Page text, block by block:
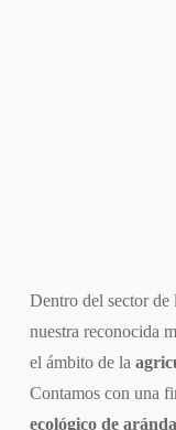
Dentro del sector
nuestra reconocida
el ámbito de la
Contamos con una
ecológico de